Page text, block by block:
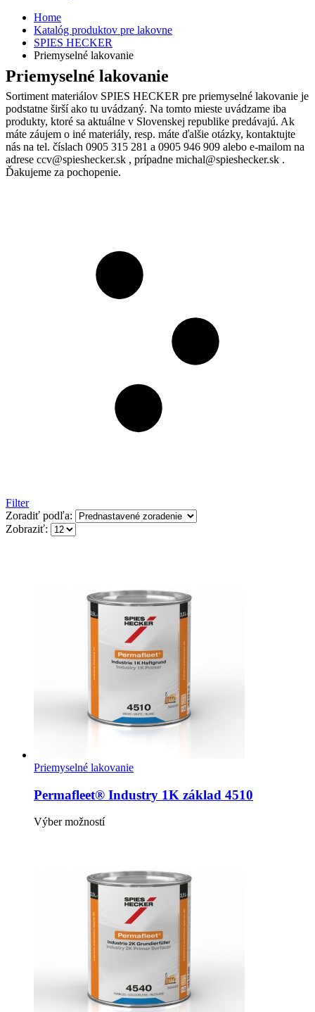
Home
Katalóg produktov pre lakovne
SPIES HECKER
Priemyselné lakovanie
Priemyselné lakovanie
Sortiment materiálov SPIES HECKER pre priemyselné lakovanie je
podstatne širší ako tu uvádzaný. Na tomto mieste uvádzame iba
produkty, ktoré sa aktuálne v Slovenskej republike predávajú. Ak
máte záujem o iné materiály, resp. máte ďalšie otázky, kontaktujte
nás na tel. číslach 0905 315 281 a 0905 946 909 alebo e-mailom na
adrese ccv@spieshecker.sk , prípadne michal@spieshecker.sk .
Ďakujeme za pochopenie.
Filter
Zoradiť podľa:
Zobraziť:
Priemyselné lakovanie
Permafleet® Industry 1K základ 4510
Výber možnostíTento
variantov.
Možnosti
môžete
vybrať
na
stránke